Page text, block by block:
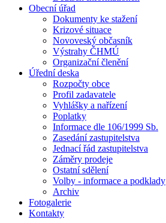
Obecní úřad
Dokumenty ke stažení
Krizové situace
Novoveský občasník
Výstrahy ČHMÚ
Organizační členění
Úřední deska
Rozpočty obce
Profil zadavatele
Vyhlášky a nařízení
Poplatky
Informace dle 106/1999 Sb.
Zasedání zastupitelstva
Jednací řád zastupitelstva
Záměry prodeje
Ostatní sdělení
Volby - informace a podklady
Archiv
Fotogalerie
Kontakty